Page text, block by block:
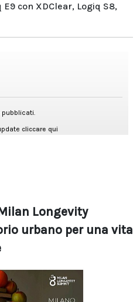
con XDClear, Logiq S8,
Longevity
urbano per una vita